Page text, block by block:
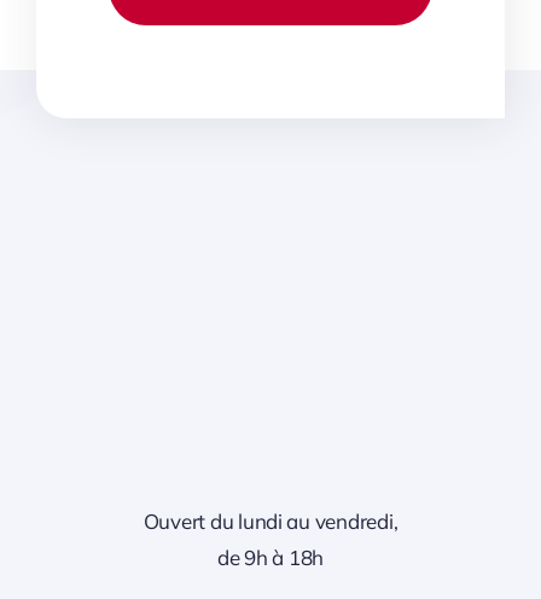
Ouvert du lundi au vendredi,
de 9h à 18h